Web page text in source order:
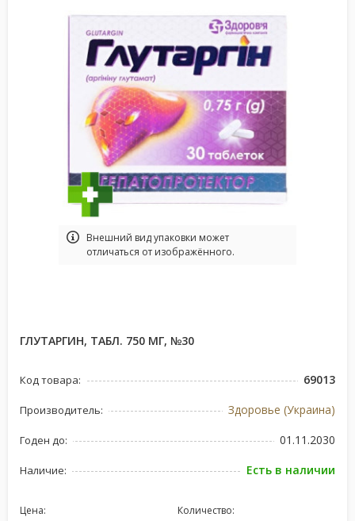
Bнешний вид упаковки может
отличаться от изображённого.
ГЛУТАРГИН, ТАБЛ. 750 МГ, №30
Код товара: 69013
Производитель: Здоровье (Украина)
Годен до: 01.11.2030
Наличие: Есть в наличии
Цена: Количество: